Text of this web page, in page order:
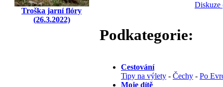
Troška jarní flóry
(26.3.2022)
Diskuze
Podkategorie:
Cestování
Tipy na výlety - Čechy - Po
Moje dítě